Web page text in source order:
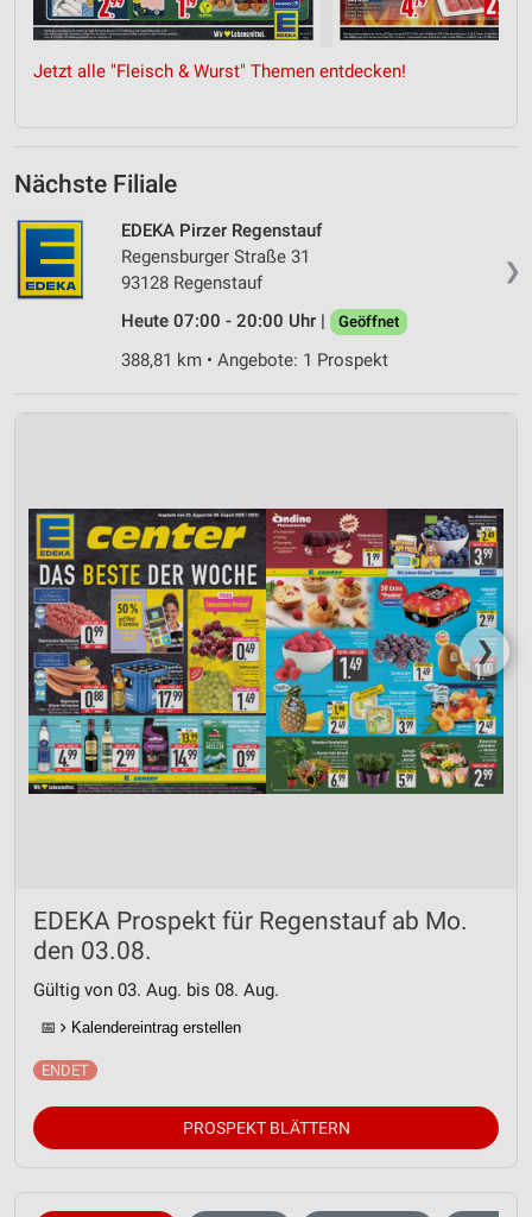
Jetzt alle "Fleisch & Wurst" Themen entdecken!
Nächste Filiale
❯
EDEKA Pirzer Regenstauf
Regensburger Straße 31
93128 Regenstauf
Heute 07:00 - 20:00 Uhr |
Geöffnet
388,81 km • Angebote: 1 Prospekt
❯
EDEKA Prospekt für Regenstauf ab Mo.
den 03.08.
Gültig von 03. Aug. bis 08. Aug.
📅 Kalendereintrag erstellen
PROSPEKT BLÄTTERN